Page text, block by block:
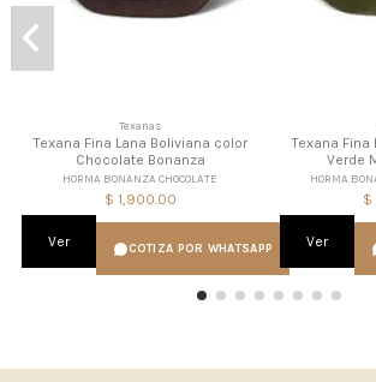
Texanas
Texana Fina Lana Boliviana color
Chocolate Bonanza
HORMA BONANZA CHOCOLATE
$ 1,900.00
Ver COTIZA POR WHATSAPP
Texana Fina
Verde
HORMA
$
Ver